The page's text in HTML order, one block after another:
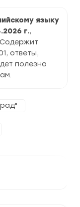
языку
г.,
ответы,
полезна